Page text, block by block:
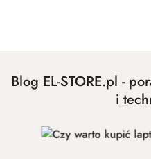
Blog EL-STORE.pl -
i